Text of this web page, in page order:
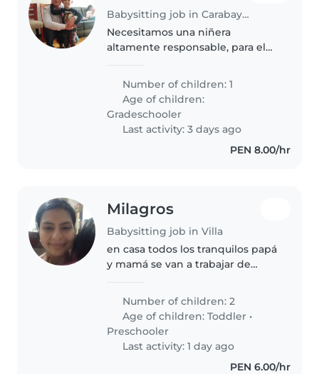
Babysitting job in Carabayllo
Necesitamos una niñera
altamente responsable, para el
Number of children: 1
Age of children:
Gradeschooler
Last activity: 3 days ago
PEN 8.00/hr
Milagros
Babysitting job in Villa
en casa todos los tranquilos papá
y mamá se van a trabajar de
porque es una persona mayor las
niñas son alegres y juguetonas
Number of children: 2
Age of children:Toddler •
Preschooler
Last activity: 1 day ago
PEN 6.00/hr